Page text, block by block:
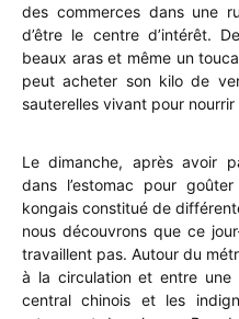
des commerces dans une
d’être le centre d’intérêt.
beaux aras et même un
peut acheter son kilo de
sauterelles vivant pour
Le dimanche, après avoir
dans l’estomac pour
kongais constitué de
nous découvrons que ce
travaillent pas. Autour du
à la circulation et entre une
central chinois et les